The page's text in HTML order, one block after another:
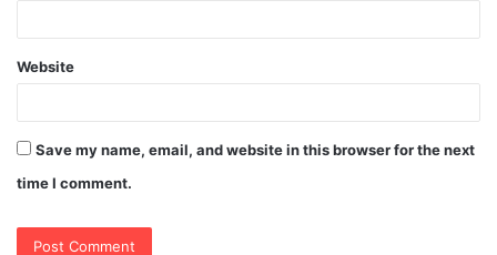
Website
Save my name, email, and website in this browser for the next
time I comment.